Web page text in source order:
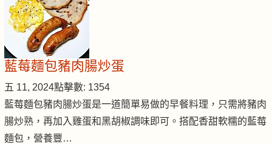
藍莓麵包豬肉腸炒蛋
五 11, 2024點擊數: 1354
藍莓麵包豬肉腸炒蛋是一道簡單易做的早餐料理，只需將豬肉
腸炒熟，再加入雞蛋和黑胡椒調味即可。搭配香甜軟糯的藍莓
麵包，營養豐…